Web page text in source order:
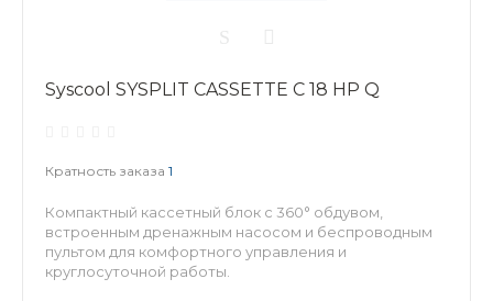
Syscool SYSPLIT CASSETTE C 18 HP Q
Кратность заказа 1
Компактный кассетный блок с 360° обдувом,
встроенным дренажным насосом и беспроводным
пультом для комфортного управления и
круглосуточной работы.